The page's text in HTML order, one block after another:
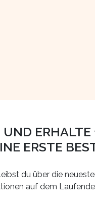
ERHALTE
ERSTE
du über die
auf dem